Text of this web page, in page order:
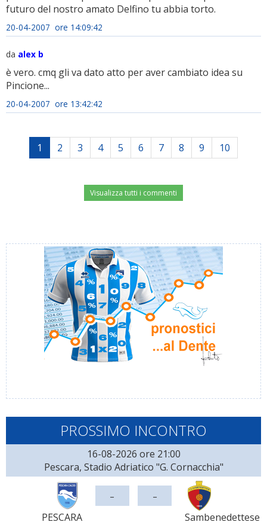
futuro del nostro amato Delfino tu abbia torto.
20-04-2007 ore 14:09:42
da alex b
è vero. cmq gli va dato atto per aver cambiato idea su
Pincione...
20-04-2007 ore 13:42:42
1 2 3 4 5 6 7 8 9 10
Visualizza tutti i commenti
PROSSIMO INCONTRO
16-08-2026 ore 21:00
Pescara, Stadio Adriatico "G. Cornacchia"
PESCARA
- -
Sambenedettese